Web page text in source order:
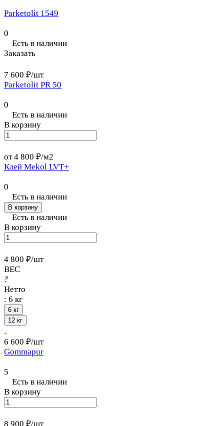
Parketolit 1549
0
Есть в наличии
Заказать
7 600 ₽/шт
Parketolit PR 50
0
Есть в наличии
В корзину
от 4 800 ₽/м2
Клей Mekol LVT+
0
Есть в наличии
В корзину
Есть в наличии
В корзину
4 800 ₽/шт
ВЕС
?
Нетто
: 6 кг
6 кг
12 кг
6 600 ₽/шт
Gommapur
5
Есть в наличии
В корзину
8 900 ₽/шт